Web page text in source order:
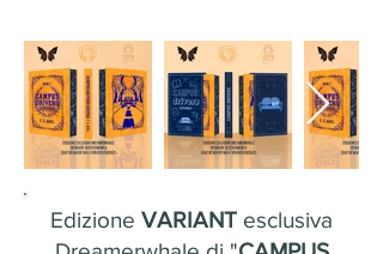
Edizione VARIANT esclusiva